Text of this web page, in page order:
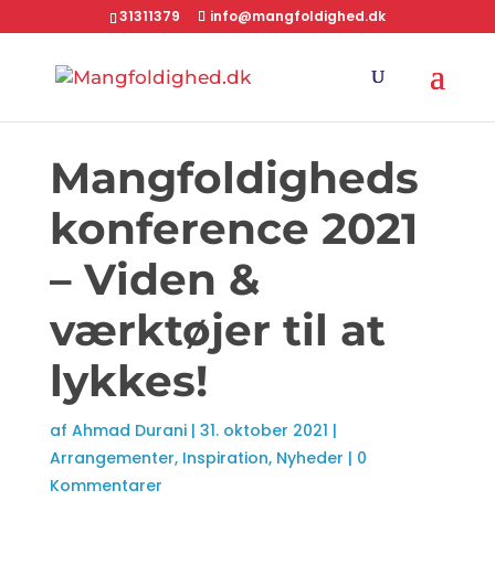
31311379 info@mangfoldighed.dk
Mangfoldigheds
konference 2021
– Viden &
værktøjer til at
lykkes!
af Ahmad Durani| 31. oktober 2021 |
Arrangementer, Inspiration, Nyheder | 0
Kommentarer